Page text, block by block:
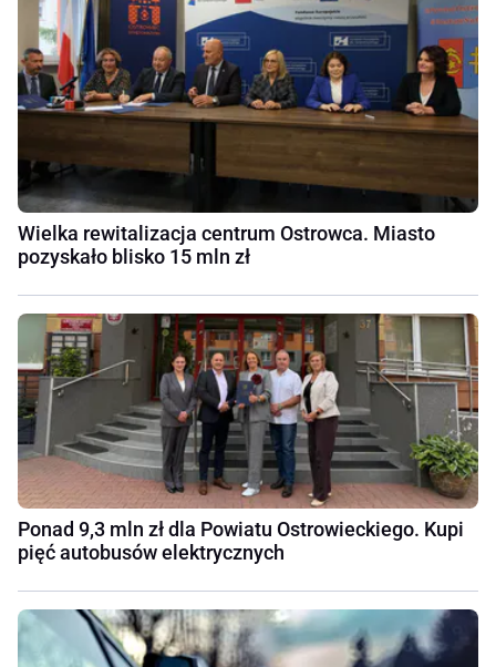
Wielka rewitalizacja centrum Ostrowca. Miasto
pozyskało blisko 15 mln zł
Ponad 9,3 mln zł dla Powiatu Ostrowieckiego. Kupi
pięć autobusów elektrycznych